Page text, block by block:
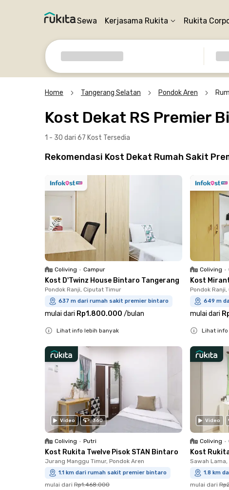
Sewa Kerjasama Rukita Rukita
Home Tangerang Selatan Pondok Aren
Kost Dekat RS Premier
1 - 30 dari 67 Kost Tersedia
Rekomendasi Kost Dekat Rumah Sakit
Coliving • Campur
Kost D'Twinz House Bintaro Tangerang
Pondok Ranji, Ciputat Timur
637 m dari rumah sakit premier bintaro
mulai dari Rp1.800.000 /bulan
Lihat info lebih banyak
Coliving •
Kost
Pondok
649 m
mulai dari
Lihat info
Video 360
Coliving • Putri
Kost Rukita Twelve Pisok STAN Bintaro
Jurang Manggu Timur, Pondok Aren
1.1 km dari rumah sakit premier bintaro
mulai dari Rp1.468.000
Video
Coliving •
Kost
Sawah
1.8 km
mulai dari